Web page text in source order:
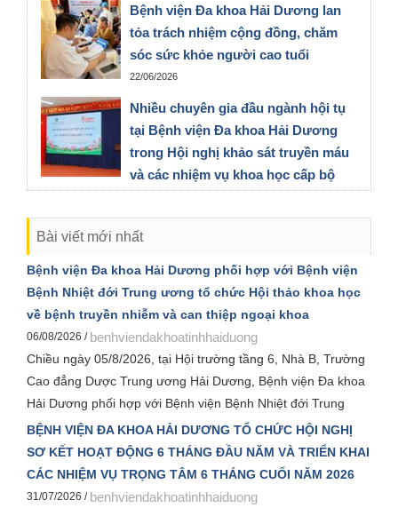
Bệnh viện Đa khoa Hải Dương lan
tỏa trách nhiệm cộng đồng, chăm
sóc sức khỏe người cao tuổi
22/06/2026
Nhiều chuyên gia đầu ngành hội tụ
tại Bệnh viện Đa khoa Hải Dương
trong Hội nghị khảo sát truyền máu
và các nhiệm vụ khoa học cấp bộ
Bài viết mới nhất
Bệnh viện Đa khoa Hải Dương phối hợp với Bệnh viện
Bệnh Nhiệt đới Trung ương tổ chức Hội thảo khoa học
về bệnh truyền nhiễm và can thiệp ngoại khoa
06/08/2026 / benhviendakhoatinhhaiduong
Chiều ngày 05/8/2026, tại Hội trường tầng 6, Nhà B, Trường
Cao đẳng Dược Trung ương Hải Dương, Bệnh viện Đa khoa
Hải Dương phối hợp với Bệnh viện Bệnh Nhiệt đới Trung
ương tổ chức Hội thảo khoa học chuyên đề “Bệnh truyền
nhiễm và can thiệp ngoại khoa”. Đây là hoạt động chuyên
môn có ý nghĩa thiết thực, hướng tới kỷ niệm 120 năm thành
lập Bệnh viện Đa khoa Hải Dương và Hội nghị khoa học toàn
BỆNH VIỆN ĐA KHOA HẢI DƯƠNG TỔ CHỨC HỘI NGHỊ
SƠ KẾT HOẠT ĐỘNG 6 THÁNG ĐẦU NĂM VÀ TRIỂN KHAI
CÁC NHIỆM VỤ TRỌNG TÂM 6 THÁNG CUỐI NĂM 2026
31/07/2026 / benhviendakhoatinhhaiduong